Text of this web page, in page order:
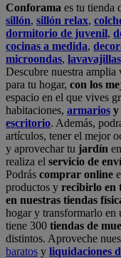
Conforama es tu tienda
sillón, sillón relax,
dormitorio de juvenil,
cocinas a medida,
microondas, lavavajillas
Descubre nuestra
para tu hogar, con los
espacio en el que vives
habitaciones, armarios y
escritorio. Además,
artículos, tener el mejor
y aprovechar tu jardín
realiza el servicio de
Podrás comprar online
productos y recibirlo en
en nuestras tiendas
hogar y transformarlo en
tiene 300 tiendas de
distintos. Aproveche
baratos y liquidaciones